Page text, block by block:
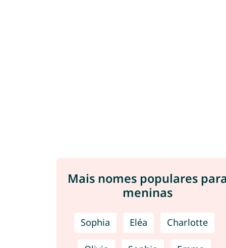
Mais nomes populares
meninas
Sophia Eléa Charlotte